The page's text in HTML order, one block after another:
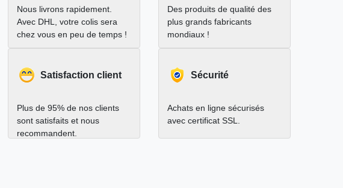
Nous livrons rapidement.
Avec DHL, votre colis sera
chez vous en peu de temps !
Des produits de qualité des
plus grands fabricants
mondiaux !
Satisfaction client
Plus de 95% de nos clients
sont satisfaits et nous
recommandent.
Sécurité
Achats en ligne sécurisés
avec certificat SSL.